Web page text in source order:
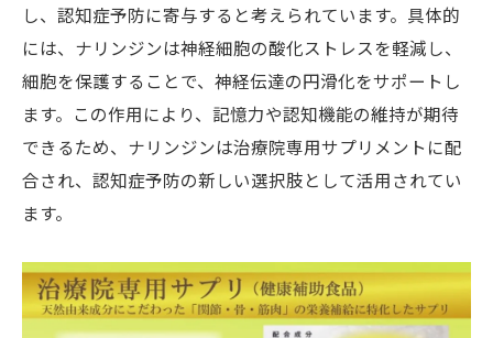
他のサプリメントとの併用と注意点
骨砕補エキスを用いた簡単な健康レシピ
骨砕補エキスによる認知機能改善の体験談
日常生活での骨砕補エキス活用ヒント
ナリンジン配合の骨砕補エキスが注目される理
骨砕補エキスの人気製品とその選び方
他の認知症予防成分と比較したナリンジン
し、認知症予防に寄与すると考えられています。具体的
には、ナリンジンは神経細胞の酸化ストレスを軽減し、
細胞を保護することで、神経伝達の円滑化をサポートし
ます。この作用により、記憶力や認知機能の維持が期待
できるため、ナリンジンは治療院専用サプリメントに配
合され、認知症予防の新しい選択肢として活用されてい
ます。